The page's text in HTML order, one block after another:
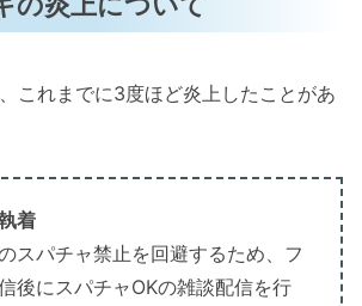
これまでに3度ほど炎上したことがあ
着
スパチャ禁止を回避するため、フ
後にスパチャOKの雑談配信を行